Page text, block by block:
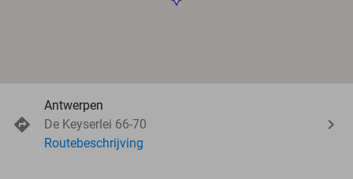
Antwerpen
De Keyserlei 66-70
Routebeschrijving